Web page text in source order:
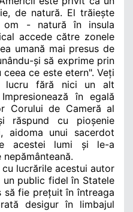
de natură. El trăiește
om - natură în insula
accede către zonele
umană mai presus de
și să exprime prin
ce este etern". Veți
lucru fără nici un alt
în egală
Corului de Cameră al
răspund cu pioșenie
aidoma unui sacerdot
acestei lumi și le-a
lucrările acestui autor
public fidel în Statele
să fie prețuit în întreaga
desigur în limbajul